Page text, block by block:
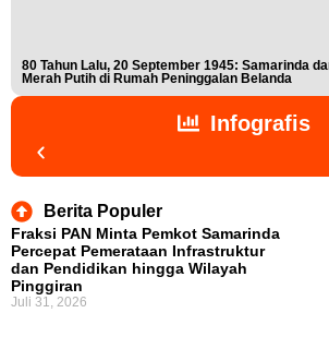
Berita Populer
Fraksi PAN Minta Pemkot Samarinda
Percepat Pemerataan Infrastruktur
dan Pendidikan hingga Wilayah
Pinggiran
Juli 31, 2026
80 Tahun Lalu, 20 September 1945: Samarinda
Merah Putih di Rumah Peninggalan Belanda
Infografis